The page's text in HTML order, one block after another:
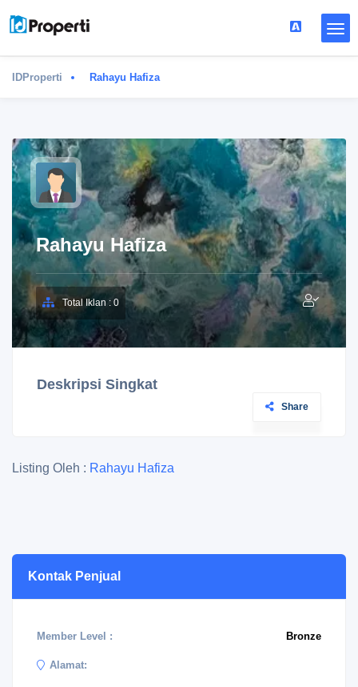
IDProperti Rahayu Hafiza
Rahayu Hafiza
Total Iklan : 0
Deskripsi Singkat
Share
Listing Oleh : Rahayu Hafiza
Kontak Penjual
Member Level : Bronze
Alamat: